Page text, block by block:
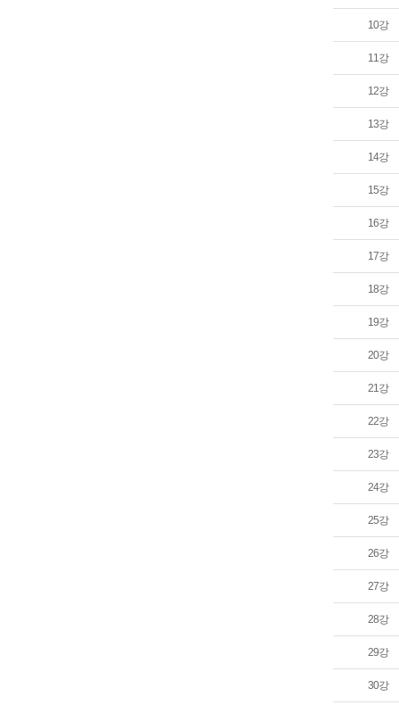
10강
11강
12강
13강
14강
15강
16강
17강
18강
19강
20강
21강
22강
23강
24강
25강
26강
27강
28강
29강
30강